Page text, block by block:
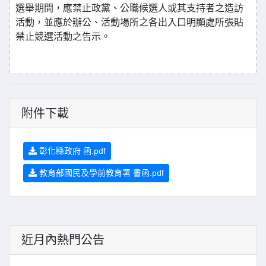
選舉期間，應禁止政黨、公職候選人或其支持者之造訪
活動，並應於辦公、活動場所之各出入口明顯處所張貼
禁止競選活動之告示。
附件下載
彰化縣政府 函.pdf
教育部國民及學前教育署 書函.pdf
近月內熱門公告